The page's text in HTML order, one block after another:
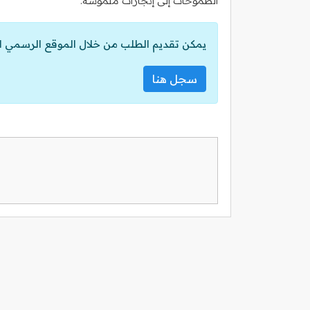
يمكن تقديم الطلب من خلال الموقع الرسمي
سجل هنا